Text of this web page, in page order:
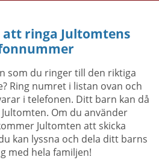
ringa Jultomtens
som du ringer till den riktiga
Ring numret i listan ovan och
i telefonen. Ditt barn kan då
Om du använder
Jultomten att skicka
kan lyssna och dela ditt barns
med hela familjen!